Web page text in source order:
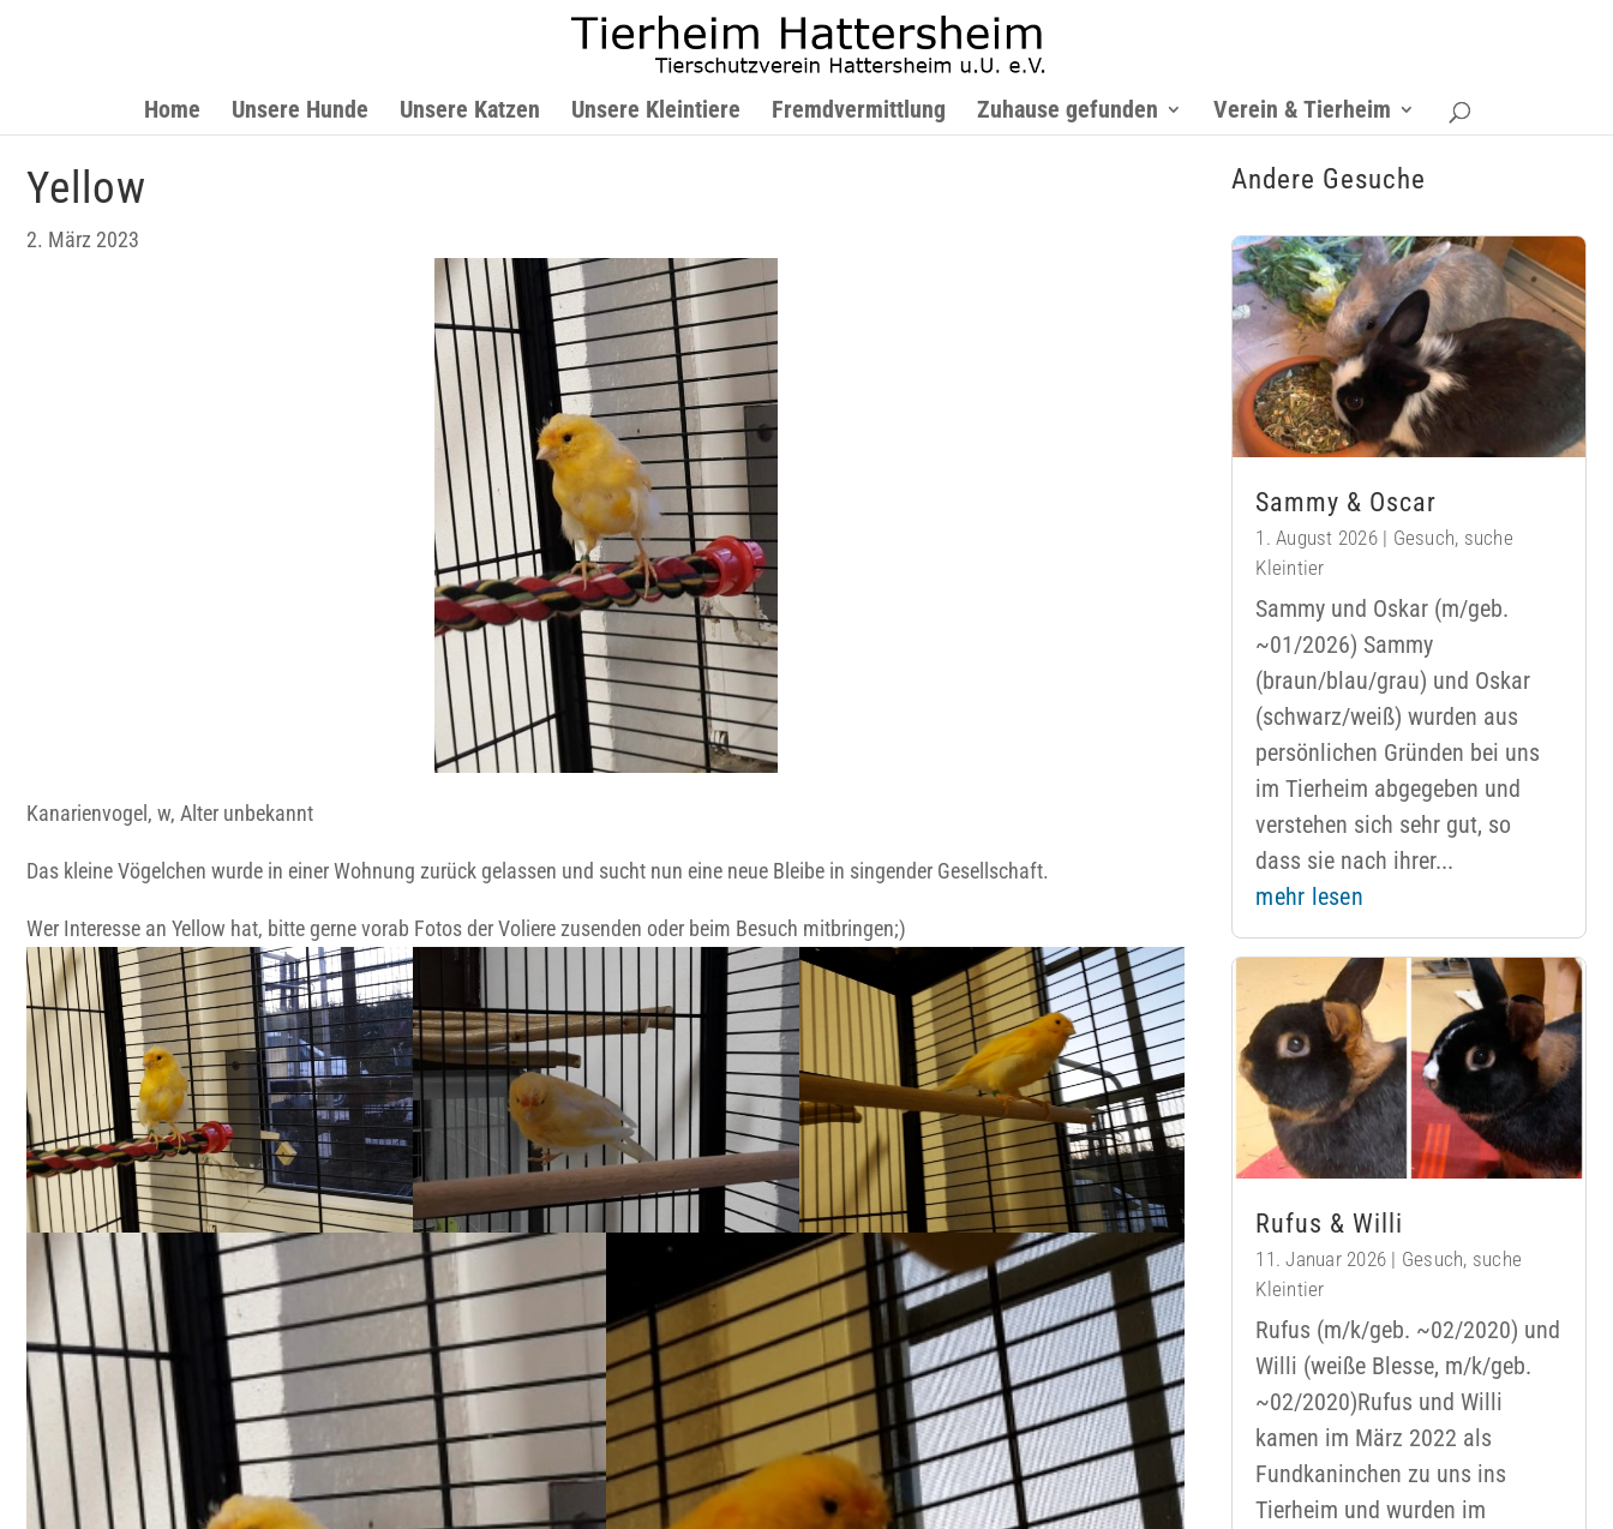
Home Unsere Hunde Unsere Katzen Unsere Kleintiere Fremdvermittlung Zuhause gefunden Verein & Tierheim
Yellow
2. März 2023
Kanarienvogel, w, Alter unbekannt
Das kleine Vögelchen wurde in einer Wohnung zurück gelassen und sucht nun eine neue Bleibe in singender Gesellschaft.
Wer Interesse an Yellow hat, bitte gerne vorab Fotos der Voliere zusenden oder beim Besuch mitbringen;)
Andere Gesuche
Sammy & Oscar
1. August 2026| Gesuch, suche
Kleintier
Sammy und Oskar (m/geb.
~01/2026) Sammy
(braun/blau/grau) und Oskar
(schwarz/weiß) wurden aus
persönlichen Gründen bei uns
im Tierheim abgegeben und
verstehen sich sehr gut, so
dass sie nach ihrer...
mehr lesen
Rufus & Willi
11. Januar 2026 | Gesuch, suche
Kleintier
Rufus (m/k/geb. ~02/2020) und
Willi (weiße Blesse, m/k/geb.
~02/2020)Rufus und Willi
kamen im März 2022 als
Fundkaninchen zu uns ins
Tierheim und wurden im